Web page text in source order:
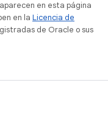
en esta página
en la Licencia de
de Oracle o sus